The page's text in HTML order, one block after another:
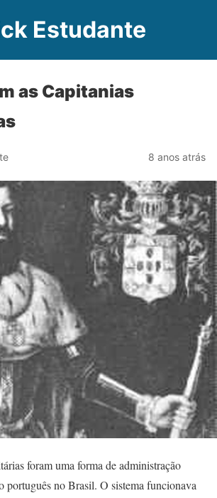
Estudante
as Capitanias
8 anos atrás
foram uma forma de administração
português no Brasil. O sistema funcionava